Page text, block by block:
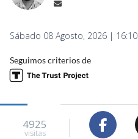
Sábado 08 Agosto, 2026 | 16:10
Seguimos criterios de
4925
visitas